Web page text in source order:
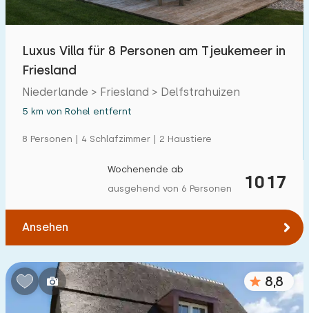
Luxus Villa für 8 Personen am Tjeukemeer in
Friesland
Niederlande > Friesland > Delfstrahuizen
5 km von Rohel entfernt
8 Personen | 4 Schlafzimmer | 2 Haustiere
1017
Wochenende ab
ausgehend von 6 Personen
Ansehen
8,8